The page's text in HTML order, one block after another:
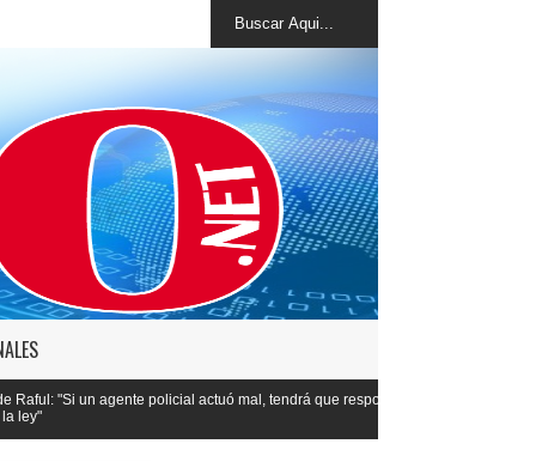
actuó mal, tendrá que responder